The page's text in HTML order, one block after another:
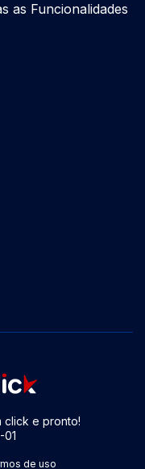
as Funcionalidades
click e pronto!
01
de uso